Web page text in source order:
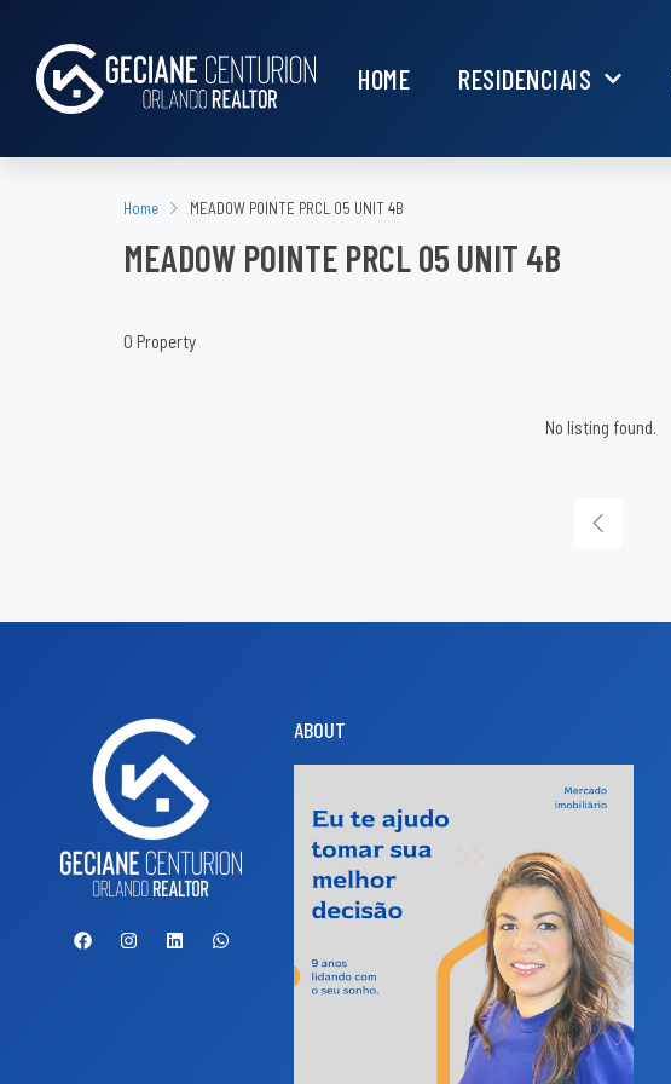
HOME RESIDENCIAIS
Home MEADOW POINTE PRCL 05 UNIT 4B
MEADOW POINTE PRCL 05 UNIT 4B
0 Property
No listing found.
ABOUT